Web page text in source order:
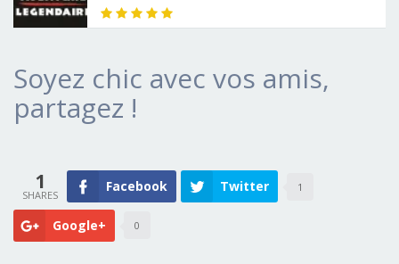
Soyez chic avec vos amis,
partagez !
1 Facebook Twitter 1
Google+ 0